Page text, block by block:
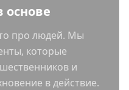
основе
про людей. Мы
которые
и
в действие.